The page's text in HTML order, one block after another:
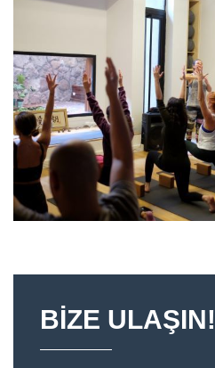
BIZE ULAŞIN!